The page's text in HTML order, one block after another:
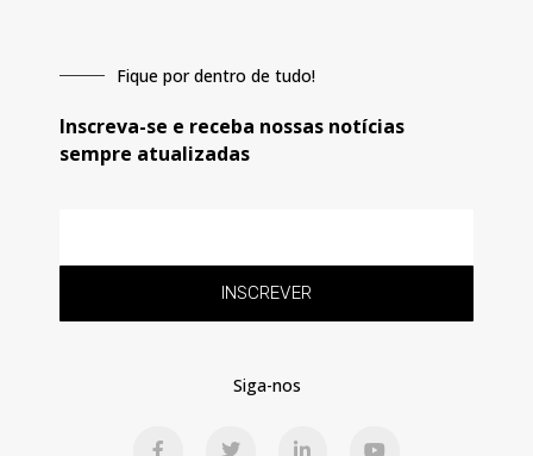
Fique por dentro de tudo!
Inscreva-se e receba nossas notícias
sempre atualizadas
INSCREVER
Siga-nos